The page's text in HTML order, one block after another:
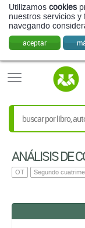
Utilizamos cookies
nuestros servicios y
navegando
aceptar
ANÁLISIS DE
OT Segundo